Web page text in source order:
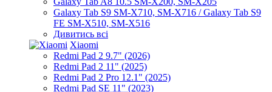
Galaxy Tab S9 SM-X710, SM-X716 / Galaxy Tab S9
FE SM-X510, SM-X516
Дивитись всі
Xiaomi
Redmi Pad 2 9.7" (2026)
Redmi Pad 2 11" (2025)
Redmi Pad 2 Pro 12.1" (2025)
Redmi Pad SE 11" (2023)